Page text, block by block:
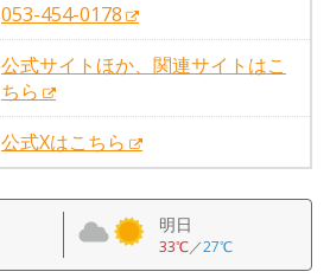
053-454-0178
公式サイトほか、関連サイトはこ
ちら
公式Xはこちら
明日
33℃／27℃